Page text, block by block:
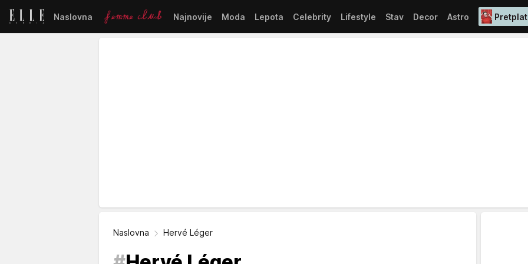
Naslovna Najnovije Moda Lepota Celebrity Lifestyle Stav Decor Astro
Naslovna Hervé Léger